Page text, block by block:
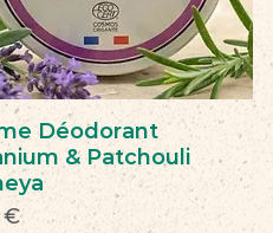
Déodorant
& Patchouli
€